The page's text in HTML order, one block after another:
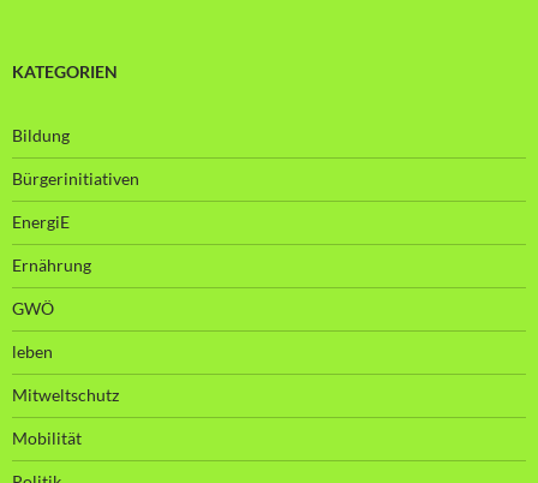
KATEGORIEN
Bildung
Bürgerinitiativen
EnergiE
Ernährung
GWÖ
leben
Mitweltschutz
Mobilität